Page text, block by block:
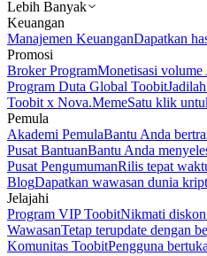
Lebih Banyak
Keuangan
Manajemen KeuanganDapatkan
Promosi
Broker ProgramMonetisasi
Program Duta Global Toobit
Toobit x Nova.MemeSatu klik
Pemula
Akademi PemulaBantu Anda
Pusat BantuanBantu Anda
Pusat PengumumanRilis tepat
BlogDapatkan wawasan dunia
Jelajahi
Program VIP ToobitNikmati
WawasanTetap terupdate dengan
Komunitas ToobitPengguna